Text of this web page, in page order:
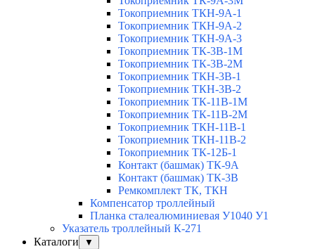
Токоприемник ТКН-9А-1
Токоприемник ТКН-9А-2
Токоприемник ТКН-9А-3
Токоприемник ТК-3В-1М
Токоприемник ТК-3В-2М
Токоприемник ТКН-3В-1
Токоприемник ТКН-3В-2
Токоприемник ТК-11В-1М
Токоприемник ТК-11В-2М
Токоприемник ТКН-11В-1
Токоприемник ТКН-11В-2
Токоприемник ТК-12Б-1
Контакт (башмак) ТК-9А
Контакт (башмак) ТК-3В
Ремкомплект ТК, ТКН
Компенсатор троллейный
Планка сталеалюминиевая У1040 У1
Указатель троллейный К-271
Каталоги
▼